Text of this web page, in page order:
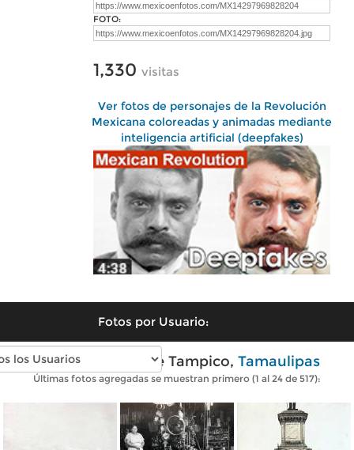
FOTO:
1,330 visitas
Ver fotos de personajes de la Revolución
Mexicana coloreadas y animadas mediante
inteligencia artificial (deepfakes)
Fotos por Usuario:
Fotos antiguas de Tampico, Tamaulipas
Últimas fotos agregadas se muestran primero (1 al 24 de 517):